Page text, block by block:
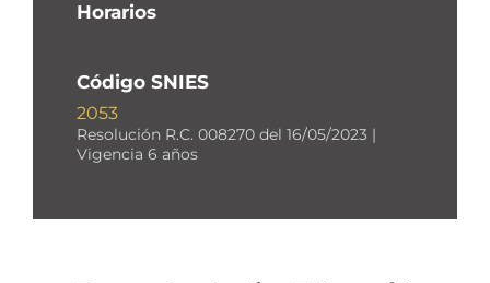
Horarios
Código SNIES
2053
Resolución R.C. 008270 del 16/05/2023 |
Vigencia 6 años